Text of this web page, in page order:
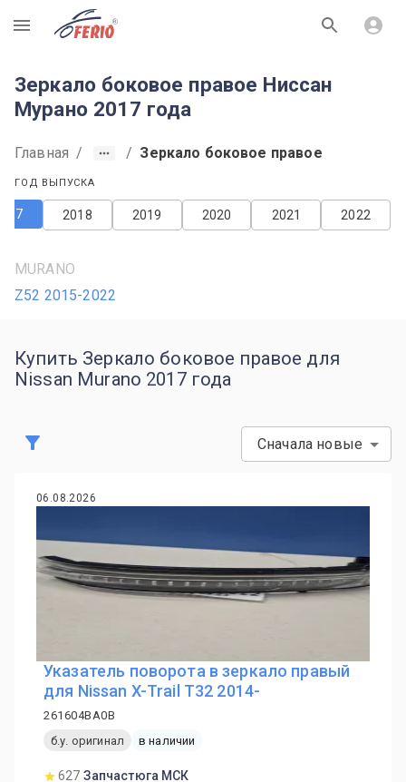
R
Зеркало боковое правое Ниссан
Мурано 2017 года
Главная / / Зеркало боковое правое
ГОД ВЫПУСКА
2022
2021
2020
2019
2018
MURANO
Z52 2015-2022
Купить Зеркало боковое правое для
Nissan Murano 2017 года
Сначала новые
06.08.2026
Указатель поворота в зеркало правый
для Nissan X-Trail T32 2014-
261604BA0B
б.у. оригинал
в наличии
627 Запчастюга МСК